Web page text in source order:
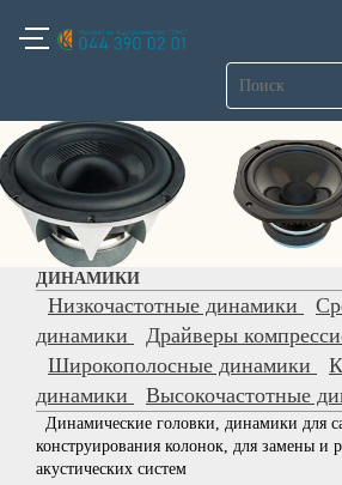
ДИНАМИКИ
Низкочастотные динамики
динамики
Драйверы
Широкополосные динамики
динамики
Высокочастотные
Динамические головки, динамики для
конструирования колонок, для замены и
акустических систем